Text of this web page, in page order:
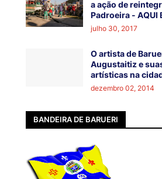
a ação de
Padroeira - AQUI
julho 30, 2017
O artista de
Augustaitiz e
artísticas na
dezembro 02, 2014
BANDEIRA DE BARUERI